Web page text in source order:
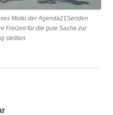
Motto der Agenda21Senden
Freizeit für die gute Sache zur
stellten.